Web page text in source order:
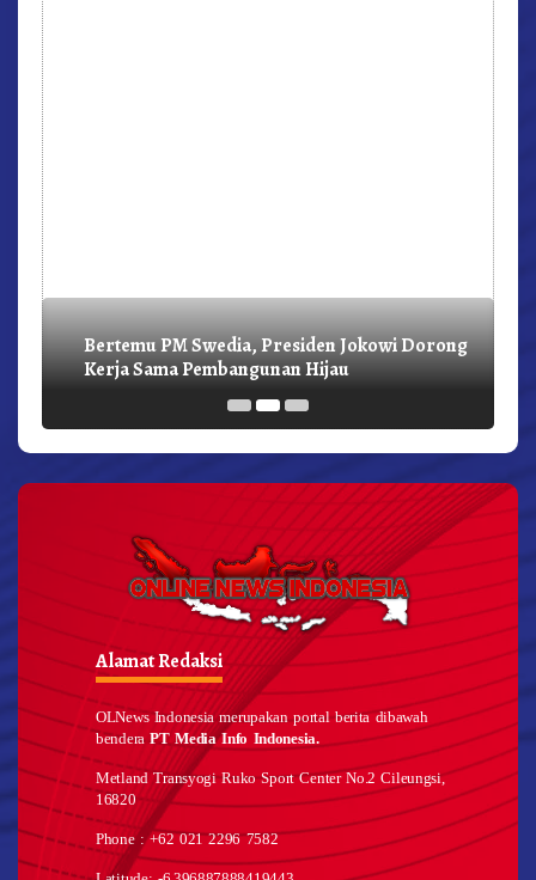
Bertemu PM Swedia, Presiden Jokowi Dorong
Kerja Sama Pembangunan Hijau
Alamat Redaksi
OLNews Indonesia merupakan portal berita dibawah
benderaPT Media Info Indonesia.
Metland Transyogi Ruko Sport Center No.2 Cileungsi,
16820
Phone : +62 021 2296 7582